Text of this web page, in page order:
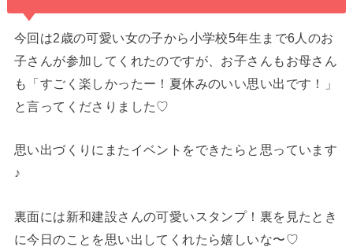
今回は2歳の可愛い女の子から小学校5年生まで6人のお
子さんが参加してくれたのですが、お子さんもお母さん
も「すごく楽しかったー！夏休みのいい思い出です！」
と言ってくださりました♡
思い出づくりにまたイベントをできたらと思っています
♪
裏面には新和建設さんの可愛いスタンプ！裏を見たとき
に今日のことを思い出してくれたら嬉しいな〜♡